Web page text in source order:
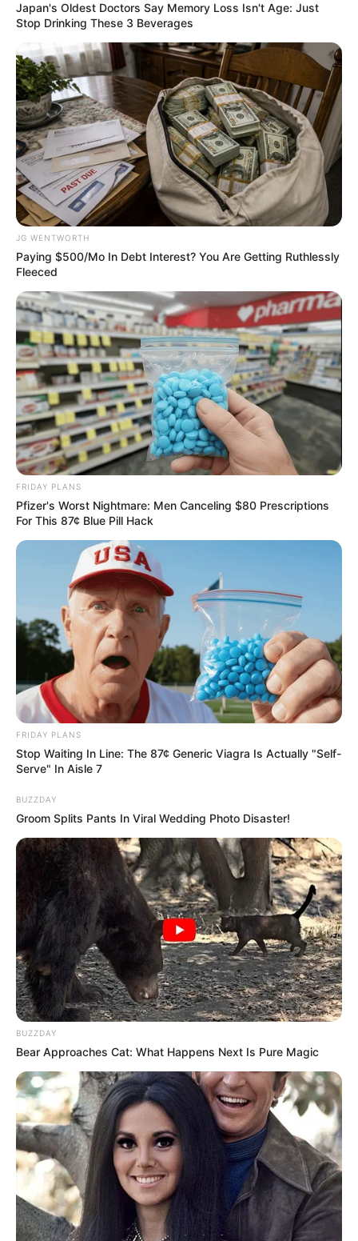
Why everything you thought you knew about water
might be wrong
Tarantino’s Latest Effort Will Probably Be His Best To
Date
The Truth Will Finally Set Gina Carano Free
BRAINBERRIES
Unleashing Her Passion: Demi Moore's 8 Sultriest
Movie Roles!
BRAINBERRIES
Japan's Oldest Doctors Say Memory Loss Isn't Age: Just
Stop Drinking These 3 Beverages
JG WENTWORTH
Paying $500/Mo In Debt Interest? You Are Getting Ruthlessly
Fleeced
FRIDAY PLANS
Pfizer's Worst Nightmare: Men Canceling $80 Prescriptions
For This 87¢ Blue Pill Hack
FRIDAY PLANS
Stop Waiting In Line: The 87¢ Generic Viagra Is Actually "Self-
Serve" In Aisle 7
BUZZDAY
Groom Splits Pants In Viral Wedding Photo Disaster!
BUZZDAY
Bear Approaches Cat: What Happens Next Is Pure Magic